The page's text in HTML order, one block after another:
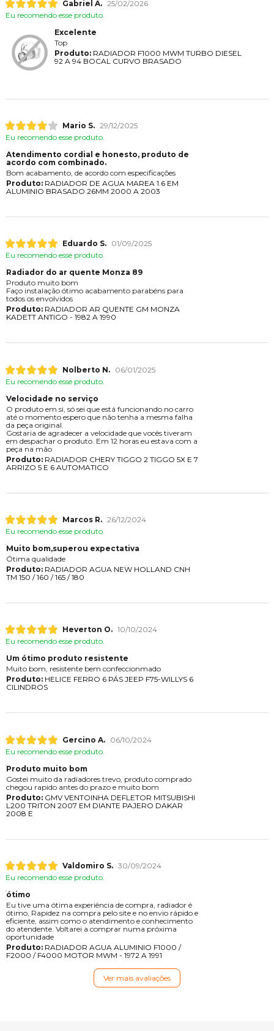
Gabriel A. 25/02/2026
Eu recomendo esse produto.
Excelente
Top
Produto:RADIADOR F1000 MWM TURBO DIESEL
92 A 94 BOCAL CURVO BRASADO
Mario S. 29/12/2025
Eu recomendo esse produto.
Atendimento cordial e honesto, produto de
acordo com combinado.
Bom acabamento, de acordo com especificações
Produto:RADIADOR DE AGUA MAREA 1.6 EM
ALUMINIO BRASADO 26MM 2000 A 2003
Eduardo S.
01/09/2025
Eu recomendo esse produto.
Radiador do ar quente Monza 89
Produto muito bom
Faço instalação ótimo acabamento parabéns para
todos os envolvidos
Produto:RADIADOR AR QUENTE GM MONZA
KADETT ANTIGO - 1982 A 1990
Nolberto N.
06/01/2025
Eu recomendo esse produto.
Velocidade no serviço
O produto em si, só sei que está funcionando no carro
até o momento espero que não tenha a mesma falha
da peça original.
Gostaria de agradecer a velocidade que vocês tiveram
em despachar o produto. Em 12 horas eu estava com a
peça na mão
Produto:RADIADOR CHERY TIGGO 2 TIGGO 5X E 7
ARRIZO 5 E 6 AUTOMATICO
Marcos R. 26/12/2024
Eu recomendo esse produto.
Muito bom,superou expectativa
Ótima qualidade
Produto:RADIADOR AGUA NEW HOLLAND CNH
TM 150 / 160 / 165 / 180
Heverton O. 10/10/2024
Eu recomendo esse produto.
Um ótimo produto resistente
Muito bom, resistente bem confeccionmado
Produto:HELICE FERRO 6 PÁS JEEP F75-WILLYS 6
CILINDROS
Gercino A.
06/10/2024
Eu recomendo esse produto.
Produto muito bom
Gostei muito da radiadores trevo, produto comprado
chegou rapido antes do prazo e muito bom
Produto:GMV VENTOINHA DEFLETOR MITSUBISHI
L200 TRITON 2007 EM DIANTE PAJERO DAKAR
2008 E
Valdomiro S. 30/09/2024
Eu recomendo esse produto.
ótimo
Eu tive uma ótima experiência de compra, radiador é
ótimo, Rapidez na compra pelo site e no envio rápido e
eficiente, assim como o atendimento e conhecimento
do atendente. Voltarei a comprar numa próxima
oportunidade
Produto:RADIADOR AGUA ALUMINIO F1000 /
F2000 / F4000 MOTOR MWM - 1972 A 1991
Ver mais avaliações